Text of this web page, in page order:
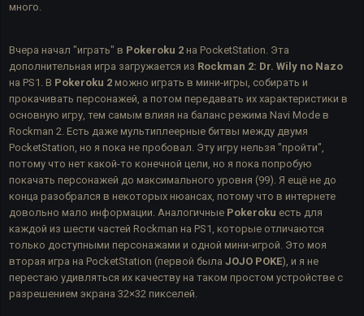
много.
Вчера начал "играть" в Pokeroku 2 на PocketStation. Эта
дополнительная игра загружается из Rockman 2: Dr. Wily no Nazo
на PS1. В Pokeroku 2 можно играть в мини-игры, собирать и
прокачивать персонажей, а потом передавать их характеристики в
основную игру, тем самым влияя на баланс режима Navi Mode в
Rockman 2. Есть даже мультиплеерные битвы между двумя
PocketStation, но я пока не пробовал. Эту игру нельзя "пройти",
потому что нет какой-то конечной цели, но я пока попробую
покачать персонажей до максимального уровня (99). Я ещё не до
конца разобрался в некоторых нюансах, потому что в интернете
довольно мало информации. Аналогичные Pokeroku есть для
каждой из шести частей Rockman на PS1, которые отличаются
только доступными персонажами и одной мини-игрой. Это моя
вторая игра на PocketStation (первой была JOJO POKE), и я не
перестаю удивляться их качеству на таком простом устройстве с
разрешением экрана 32×32 пикселей.